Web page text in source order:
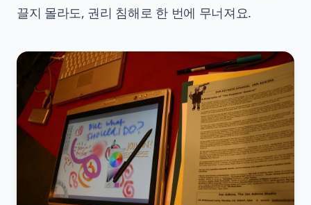
끌지 몰라도, 권리 침해로 한 번에 무너져요.